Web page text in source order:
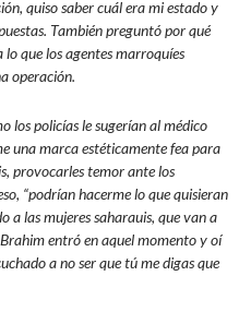
quiso saber cuál era mi estado y
También preguntó por qué
que los agentes marroquíes
operación.
los policías le sugerían al médico
una marca estéticamente fea para
provocarles temor ante los
“podrían hacerme lo que quisieran
a las mujeres saharauis, que van a
entró en aquel momento y oí
a no ser que tú me digas que